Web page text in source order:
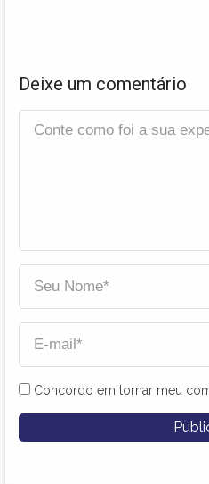
Deixe um comentário
Concordo em tornar meu